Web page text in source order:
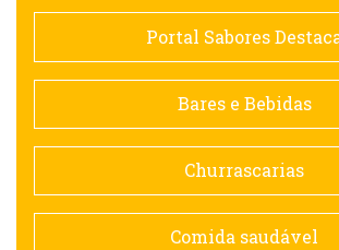
Comida saudável
Contemporânea
Doceria
Espanhola
Portal Sabores
Bares e Bebidas
Churrascarias
Comida saudável